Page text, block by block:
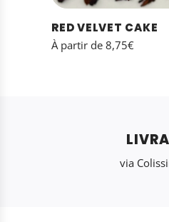
RED VELVET CAKE
À partir de 8,75€
via